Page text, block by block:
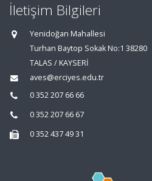
İletişim Bilgileri
Yenidoğan Mahallesi
Turhan Baytop Sokak No:1 38280
TALAS / KAYSERİ
aves@erciyes.edu.tr
0 352 207 66 66
0 352 207 66 67
0 352 437 49 31